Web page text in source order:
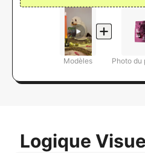
Modèles Photo du
Logique